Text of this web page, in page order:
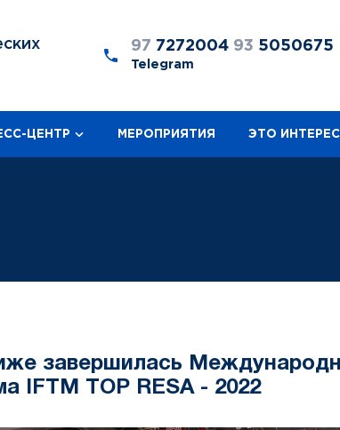
97 7272004 93 5050675
Telegram
ЦЕНТР МЕРОПРИЯТИЯ ЭТО
завершилась
IFTM TOP RESA - 2022